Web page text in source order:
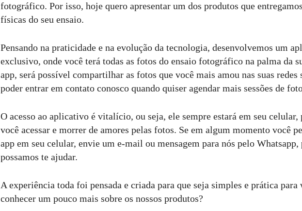
fotográfico. Por isso, hoje quero apresentar um dos produtos que
físicas do seu ensaio.
Pensando na praticidade e na evolução da tecnologia, desenvolvemos um
exclusivo, onde você terá todas as fotos do ensaio fotográfico na palma da
app, será possível compartilhar as fotos que você mais amou nas suas redes
poder entrar em contato conosco quando quiser agendar mais sessões de
O acesso ao aplicativo é vitalício, ou seja, ele sempre estará em seu celular,
você acessar e morrer de amores pelas fotos. Se em algum momento você
app em seu celular, envie um e-mail ou mensagem para nós pelo Whatsapp,
possamos te ajudar.
A experiência toda foi pensada e criada para que seja simples e prática para
conhecer um pouco mais sobre os nossos produtos?